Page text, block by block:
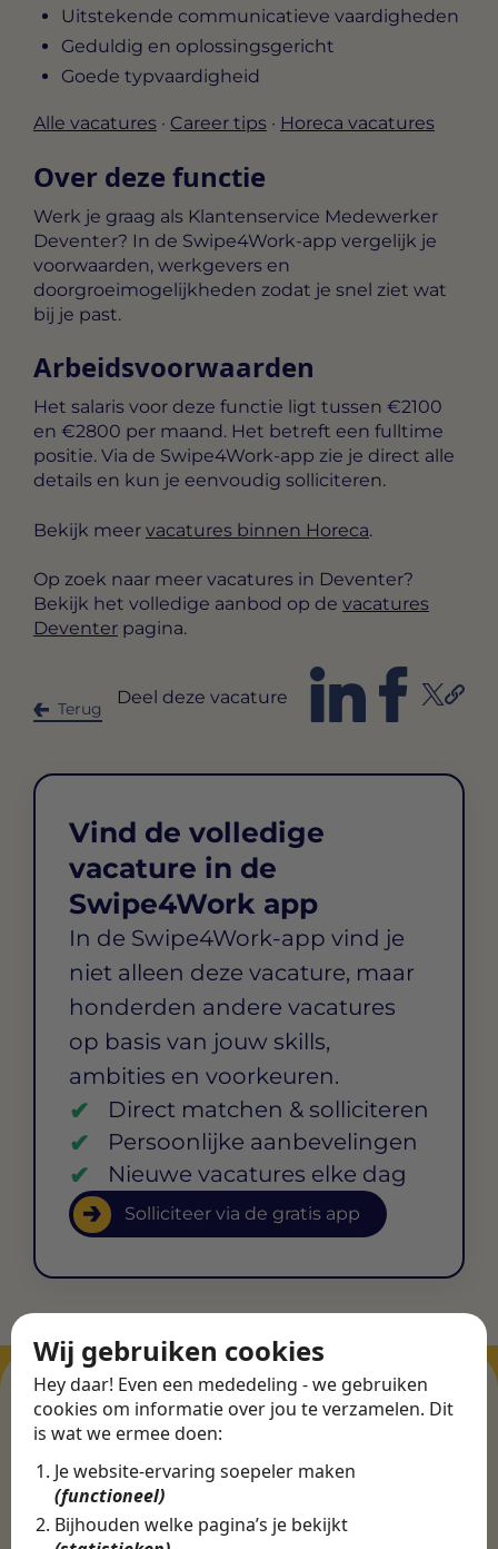
Wij gebruiken cookies
Hey daar! Even een mededeling - we gebruiken
cookies om informatie over jou te verzamelen. Dit
is wat we ermee doen:
Je website-ervaring soepeler maken
(functioneel)
Bijhouden welke pagina’s je bekijkt
Uitstekende communicatieve vaardigheden
Geduldig en oplossingsgericht
Goede typvaardigheid
Alle vacatures · Career tips · Horeca vacatures
Over deze functie
Werk je graag als Klantenservice Medewerker
Deventer? In de Swipe4Work-app vergelijk je
voorwaarden, werkgevers en
doorgroeimogelijkheden zodat je snel ziet wat
bij je past.
Arbeidsvoorwaarden
Het salaris voor deze functie ligt tussen €2100
en €2800 per maand . Het betreft een fulltime
positie. Via de Swipe4Work-app zie je direct alle
details en kun je eenvoudig solliciteren.
Bekijk meer vacatures binnen Horeca.
Op zoek naar meer vacatures in Deventer?
Bekijk het volledige aanbod op de vacatures
Deventer pagina.
Terug
Deel deze vacature
Vind de volledige
vacature in de
Swipe4Work app
In de Swipe4Work-app vind je
niet alleen deze vacature, maar
honderden andere vacatures
op basis van jouw skills,
ambities en voorkeuren.
Direct matchen & solliciteren
Persoonlijke aanbevelingen
Nieuwe vacatures elke dag
Solliciteer via de gratis app
ERVARINGEN
Martijn vond een
nieuwe baan bij